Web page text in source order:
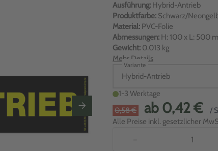
Ausführung: Hybrid-Antrieb
Produktfarbe: Schwarz/
Material: PVC-Folie
Abmessungen: H: 100 x L: 500
Gewicht: 0.013 kg
Mehr Details
Variante
Hybrid-Antrieb
1-3 Werktage
0,58 €
ab 0,42 €
/
Alle Preise inkl. gesetzlicher
−